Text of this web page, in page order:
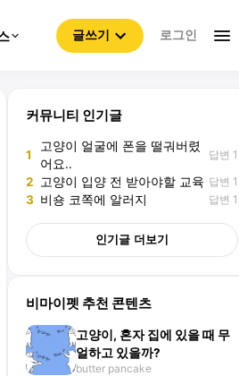
글쓰기 로그인
커뮤니티 인기글
1
고양이 얼굴에 폰을 떨궈버렸
어요..
답변 1
2 고양이 입양 전 받아야할 교육 답변 1
3 비숑 코쪽에 알러지 답변 1
인기글 더보기
비마이펫 추천 콘텐츠
고양이, 혼자 집에 있을 때 무
얼하고 있을까?
butter pancake